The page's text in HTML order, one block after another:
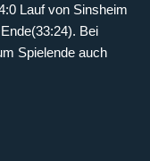
Lauf von Sinsheim
Bei
Spielende auch